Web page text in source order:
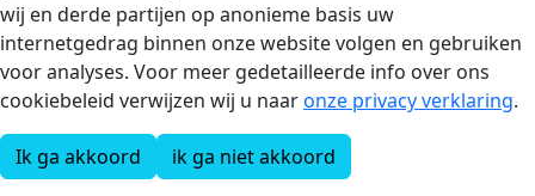
wij en derde partijen op anonieme basis uw
internetgedrag binnen onze website volgen en gebruiken
voor analyses. Voor meer gedetailleerde info over ons
cookiebeleid verwijzen wij u naaronze privacy verklaring.
Ik ga akkoord ik ga niet akkoord